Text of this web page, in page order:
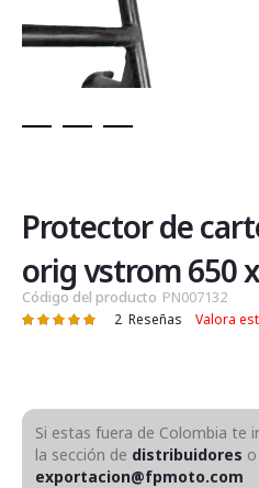
de
la
galería
de
imágenes
Protector de
orig vstrom 650
Código del producto PN007132
Valoración: 2 Reseñas Valora
Si estas fuera de Colombia te
la sección de distribuidores
exportacion@fpmoto.com